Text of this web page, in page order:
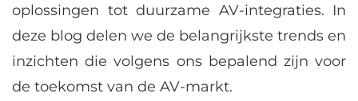
oplossingen tot duurzame AV-integraties. In
deze blog delen we de belangrijkste trends en
inzichten die volgens ons bepalend zijn voor
de toekomst van de AV-markt.